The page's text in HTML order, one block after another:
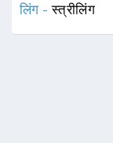
लिंग -स्त्रीलिंग